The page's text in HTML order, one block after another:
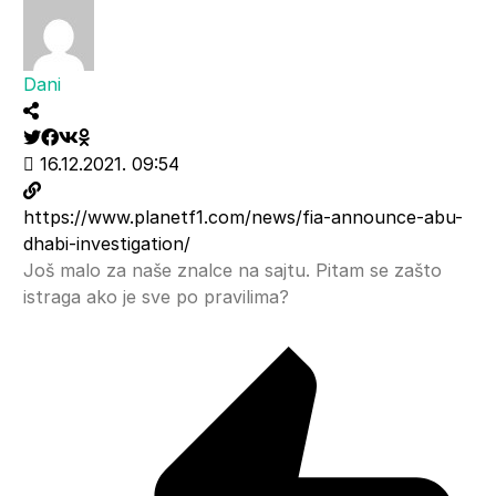
Dani
16.12.2021. 09:54
https://www.planetf1.com/news/fia-announce-abu-
dhabi-investigation/
Još malo za naše znalce na sajtu. Pitam se zašto
istraga ako je sve po pravilima?